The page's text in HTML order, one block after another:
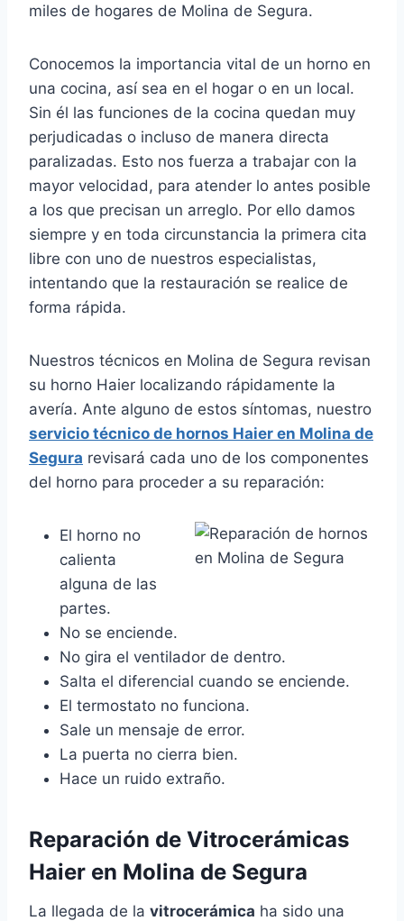
miles de hogares de Molina de Segura.
Conocemos la importancia vital de un horno en
una cocina, así sea en el hogar o en un local.
Sin él las funciones de la cocina quedan muy
perjudicadas o incluso de manera directa
paralizadas. Esto nos fuerza a trabajar con la
mayor velocidad, para atender lo antes posible
a los que precisan un arreglo. Por ello damos
siempre y en toda circunstancia la primera cita
libre con uno de nuestros especialistas,
intentando que la restauración se realice de
forma rápida.
Nuestros técnicos en Molina de Segura revisan
su horno Haier localizando rápidamente la
avería. Ante alguno de estos síntomas, nuestro
servicio técnico de hornos Haier en Molina de
Segura revisará cada uno de los componentes
del horno para proceder a su reparación:
El horno no
calienta
alguna de las
partes.
No se enciende.
No gira el ventilador de dentro.
Salta el diferencial cuando se enciende.
El termostato no funciona.
Sale un mensaje de error.
La puerta no cierra bien.
Hace un ruido extraño.
Reparación de Vitrocerámicas
Haier en Molina de Segura
La llegada de la vitrocerámica ha sido una